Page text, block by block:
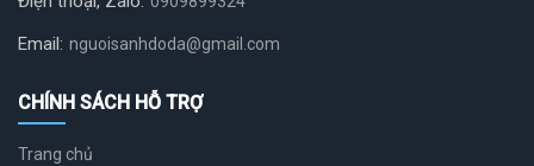
Email: nguoisanhdoda@gmail.com
CHÍNH SÁCH HỖ TRỢ
Trang chủ